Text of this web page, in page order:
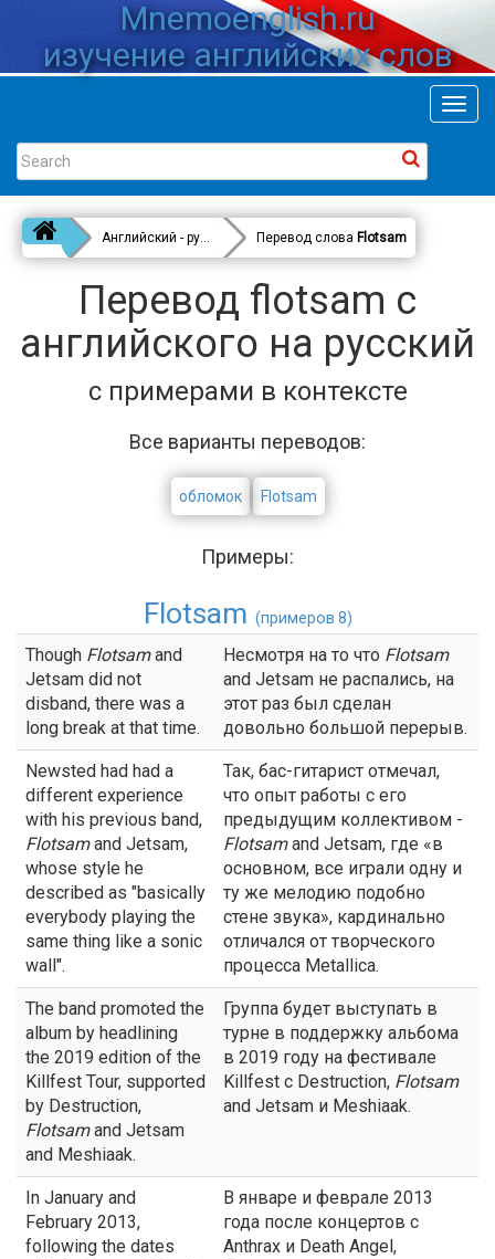
Mnemoenglish.ru
изучение английских слов
Английский - русский Перевод слова Flotsam
Перевод flotsam с
английского на русский
с примерами в контексте
Все варианты переводов:
обломок Flotsam
Примеры:
Flotsam (примеров 8)
Though Flotsamand
Jetsam did not
disband, there was a
long break at that time.
Несмотря на то что Flotsam
and Jetsam не распались, на
этот раз был сделан
довольно большой перерыв.
Newsted had had a
different experience
with his previous band,
Flotsamand Jetsam,
whose style he
described as "basically
everybody playing the
same thing like a sonic
wall".
Так, бас-гитарист отмечал,
что опыт работы с его
предыдущим коллективом -
Flotsamand Jetsam, где «в
основном, все играли одну и
ту же мелодию подобно
стене звука», кардинально
отличался от творческого
процесса Metallica.
The band promoted the
album by headlining
the 2019 edition of the
Killfest Tour, supported
by Destruction,
Flotsamand Jetsam
and Meshiaak.
Группа будет выступать в
турне в поддержку альбома
в 2019 году на фестивале
Killfest с Destruction, Flotsam
and Jetsam и Meshiaak.
In January and
February 2013,
following the dates
В январе и феврале 2013
года после концертов с
Anthrax и Death Angel,